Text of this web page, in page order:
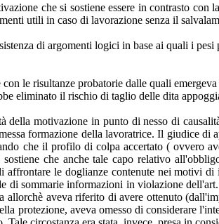
che si sostiene essere in contrasto
utili in caso di lavorazione senza il
di argomenti logici in base ai quali i
le risultanze probatorie dalle quali
eliminato il rischio di taglio delle dita
motivazione in punto di nesso di
formazione della lavoratrice. Il giudice
che il profilo di colpa accertato ( ovvero
che anche tale capo relativo
affrontare le doglianze contenute nei
di sommarie informazioni in violazione
allorchè aveva riferito di avere ottenuto
protezione, aveva omesso di considerare